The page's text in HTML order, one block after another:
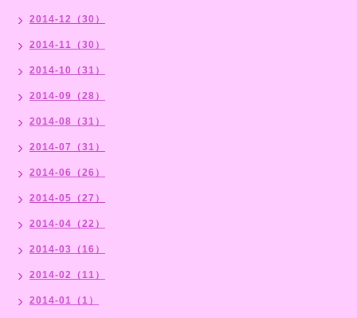
2014-12（30）
2014-11（30）
2014-10（31）
2014-09（28）
2014-08（31）
2014-07（31）
2014-06（26）
2014-05（27）
2014-04（22）
2014-03（16）
2014-02（11）
2014-01（1）